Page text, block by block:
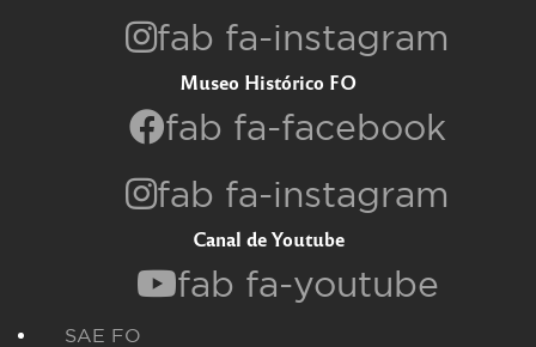
fab fa-instagram
Museo Histórico FO
fab fa-facebook
fab fa-instagram
Canal de Youtube
fab fa-youtube
SAE FO